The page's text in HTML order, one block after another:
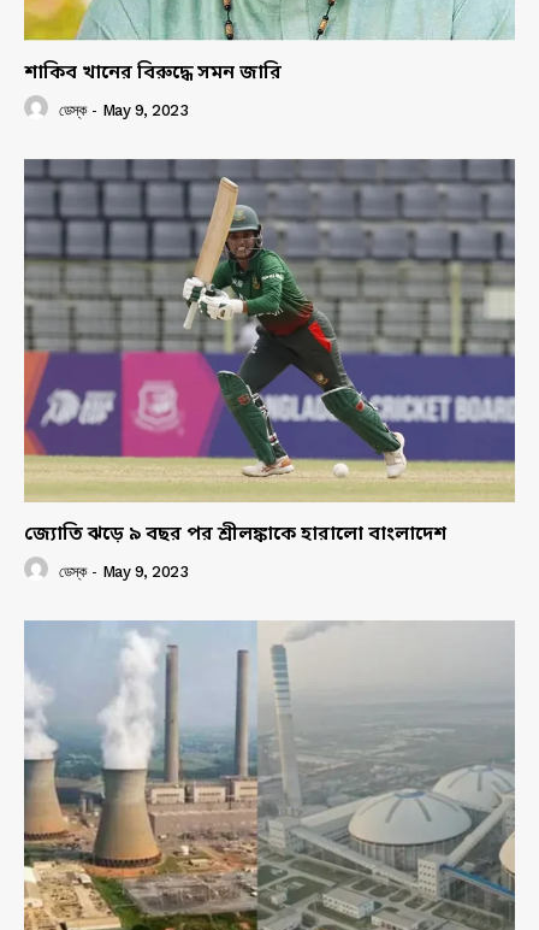
শাকিব খানের বিরুদ্ধে সমন জারি
ডেস্ক - May 9, 2023
জ্যোতি ঝড়ে ৯ বছর পর শ্রীলঙ্কাকে হারালো বাংলাদেশ
ডেস্ক - May 9, 2023